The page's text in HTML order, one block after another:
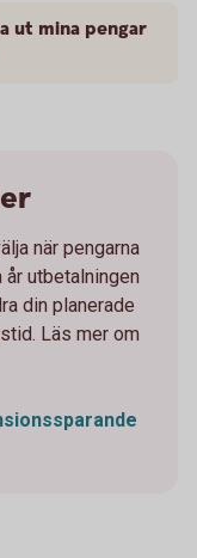
ut mina pengar
när pengarna
år utbetalningen
din planerade
Läs mer om